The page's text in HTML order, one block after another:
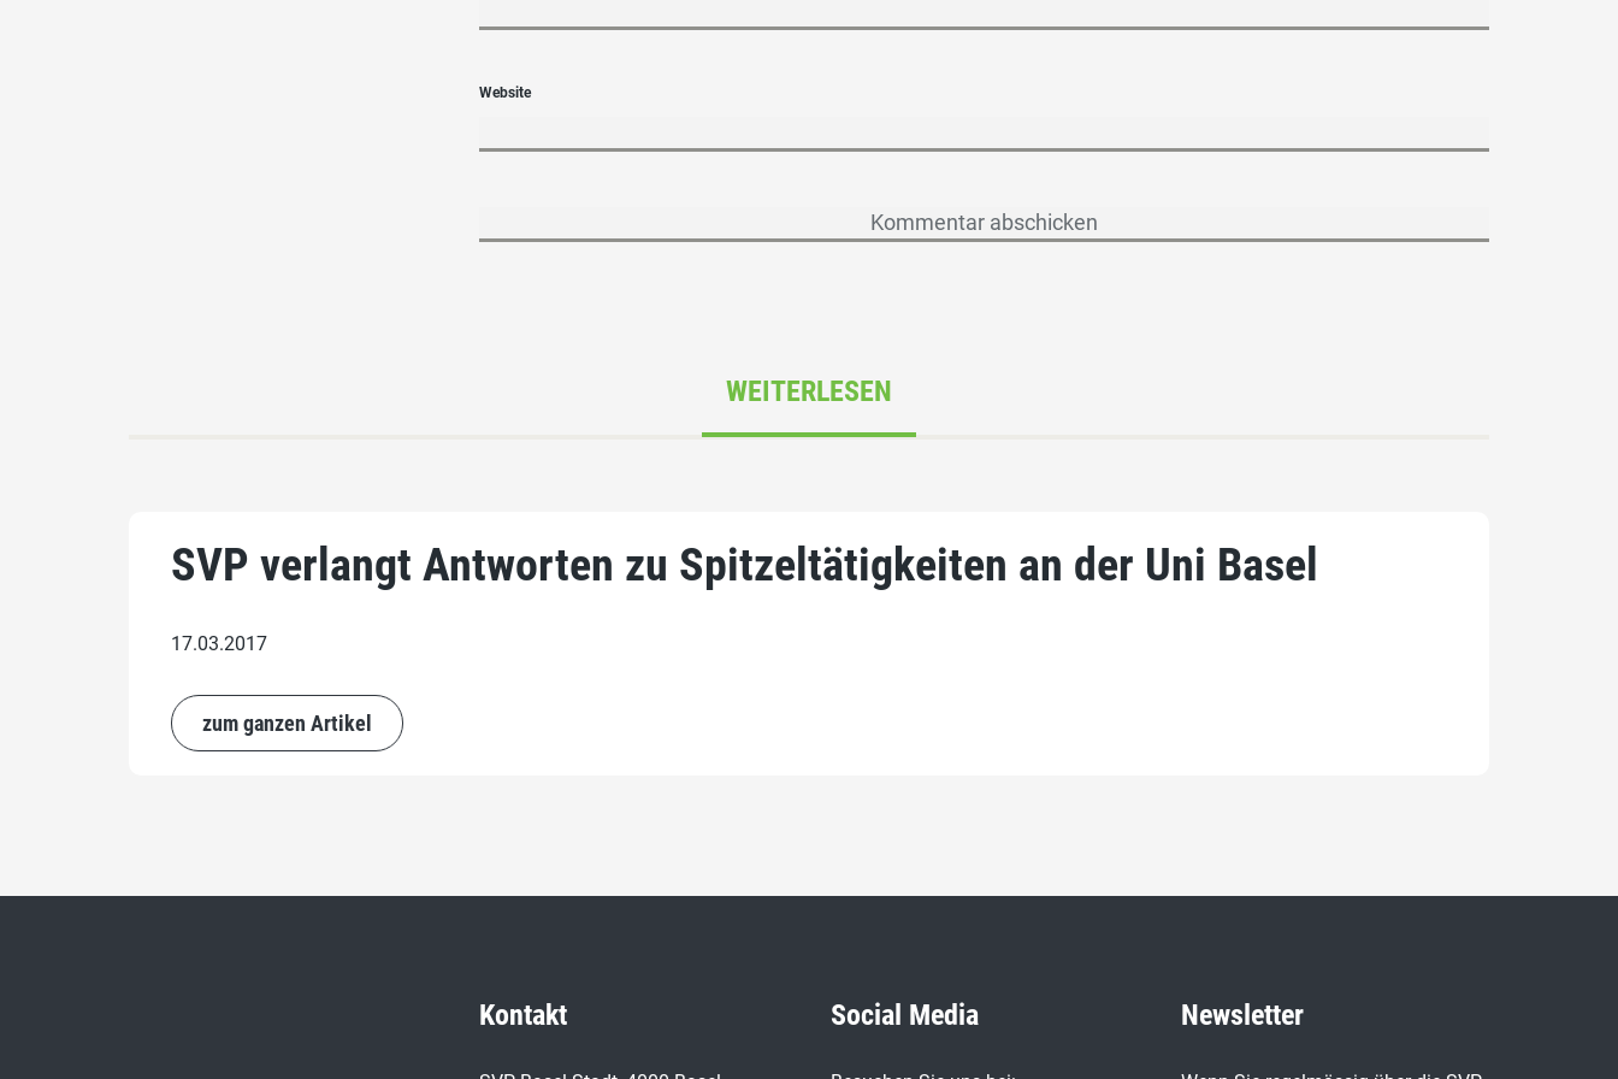
Website
WEITERLESEN
SVP verlangt Antworten zu Spitzeltätigkeiten an der Uni Basel
17.03.2017
zum ganzen Artikel
Kontakt Social Media Newsletter